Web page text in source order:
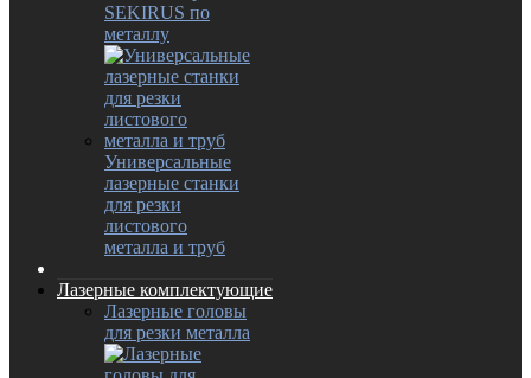
SEKIRUS по
металлу
Универсальные
лазерные станки
для резки
листового
металла и труб
Лазерные комплектующие
Лазерные головы
для резки металла